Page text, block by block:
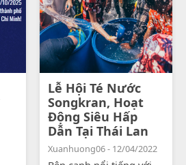
Lễ Hội Té Nước
Songkran, Hoạt
Động Siêu Hấp
Dẫn Tại Thái Lan
Xuanhuong06 - 12/04/2022